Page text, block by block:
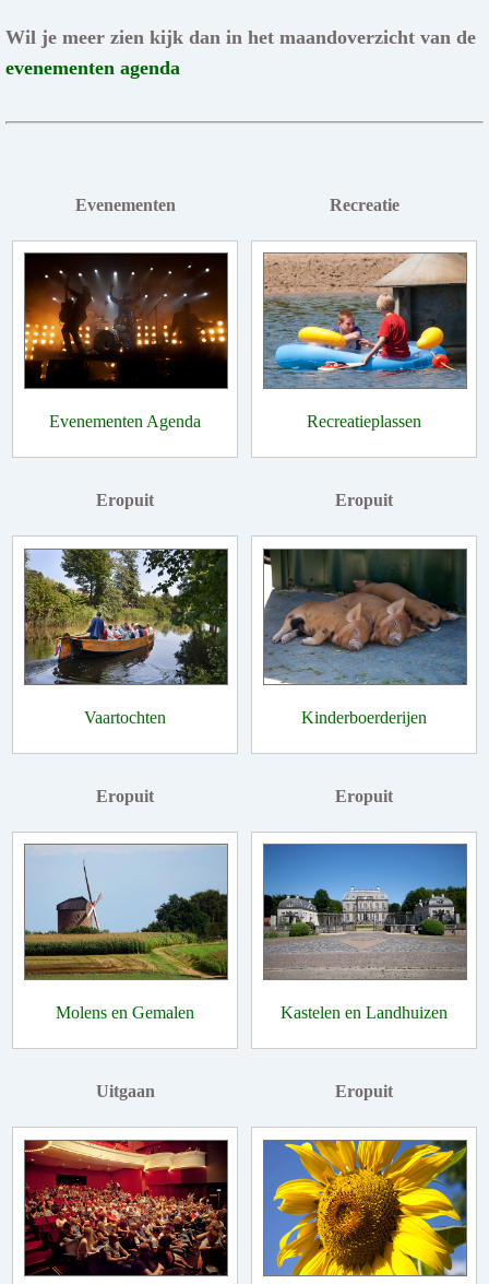
Wil je meer zien kijk dan in het maandoverzicht van de
evenementen agenda
Evenementen
Evenementen Agenda
Recreatie
Recreatieplassen
Eropuit
Vaartochten
Eropuit
Kinderboerderijen
Eropuit
Molens en Gemalen
Eropuit
Kastelen en Landhuizen
Uitgaan Eropuit